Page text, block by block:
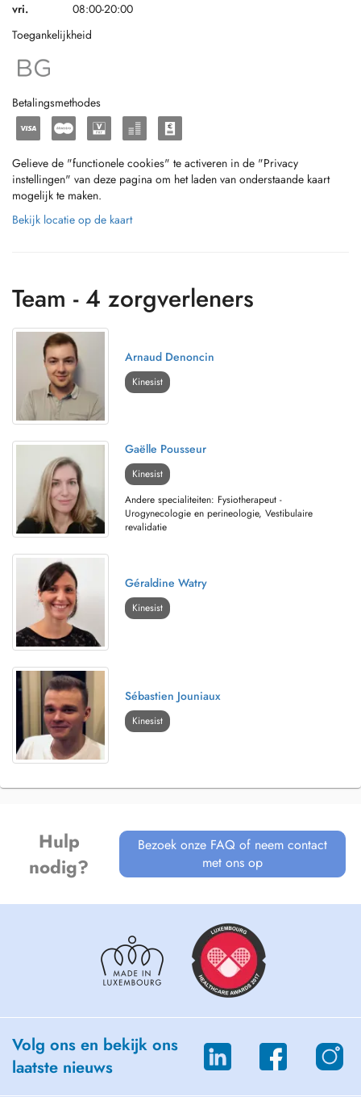
vri.
08:00-20:00
Toegankelijkheid
Betalingsmethodes
Gelieve de "functionele cookies" te activeren in de "Privacy
instellingen" van deze pagina om het laden van onderstaande kaart
mogelijk te maken.
Bekijk locatie op de kaart
Team - 4 zorgverleners
Arnaud Denoncin
Kinesist
Gaëlle Pousseur
Kinesist
Andere specialiteiten: Fysiotherapeut -
Urogynecologie en perineologie, Vestibulaire
revalidatie
Géraldine Watry
Kinesist
Sébastien Jouniaux
Kinesist
Hulp
nodig?
Bezoek onze FAQ of neem contact
met ons op
Volg ons en bekijk ons
laatste nieuws